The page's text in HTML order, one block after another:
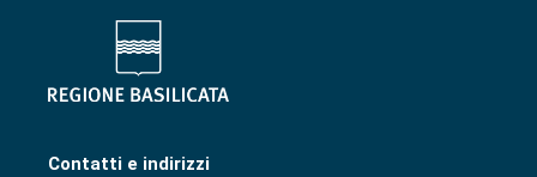
Contatti e indirizzi